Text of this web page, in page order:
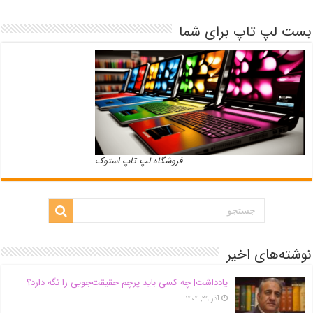
بست لپ تاپ برای شما
فروشگاه لپ تاپ استوک
نوشته‌های اخیر
یادداشت| ‌چه کسی باید پرچم حقیقت‌جویی را نگه دارد؟
آذر ۲۹, ۱۴۰۴